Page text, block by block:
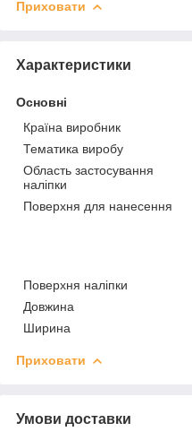
Приховати
Характеристики
Основні
Країна виробник
Тематика виробу
Область застосування
наліпки
Поверхня для нанесення
Поверхня наліпки
Довжина
Ширина
Приховати
Умови доставки